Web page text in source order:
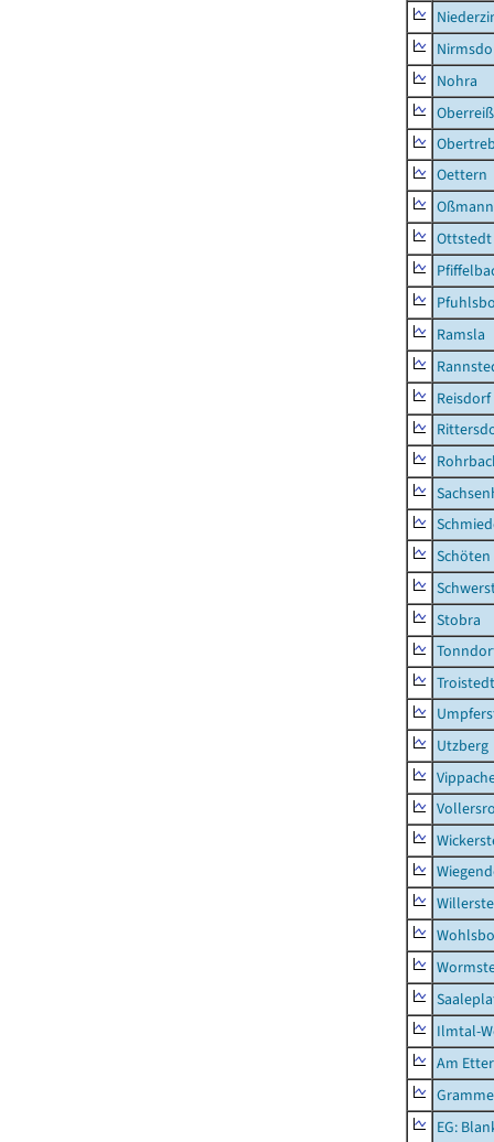
Nohra
Oettern
Ottstedt
Ramsla
Reisdorf
Schöten
Stobra
Troistedt
Utzberg
Ilmtal-
Am
EG: